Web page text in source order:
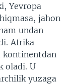
Yevropa
jahon
undan
Afrika
oladi. U
yuzaga